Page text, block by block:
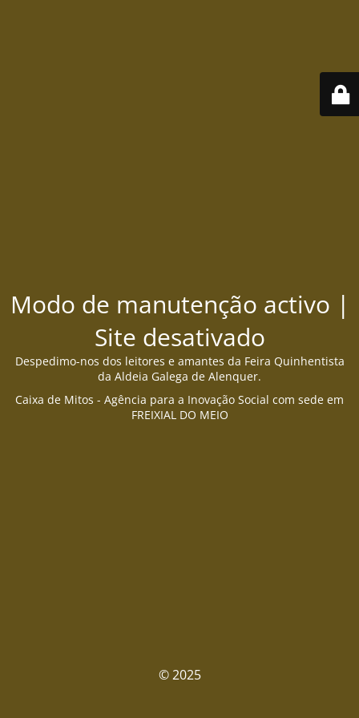
Modo de manutenção activo |
Site desativado
Despedimo-nos dos leitores e amantes da Feira Quinhentista
da Aldeia Galega de Alenquer.
Caixa de Mitos - Agência para a Inovação Social com sede em
FREIXIAL DO MEIO
© 2025